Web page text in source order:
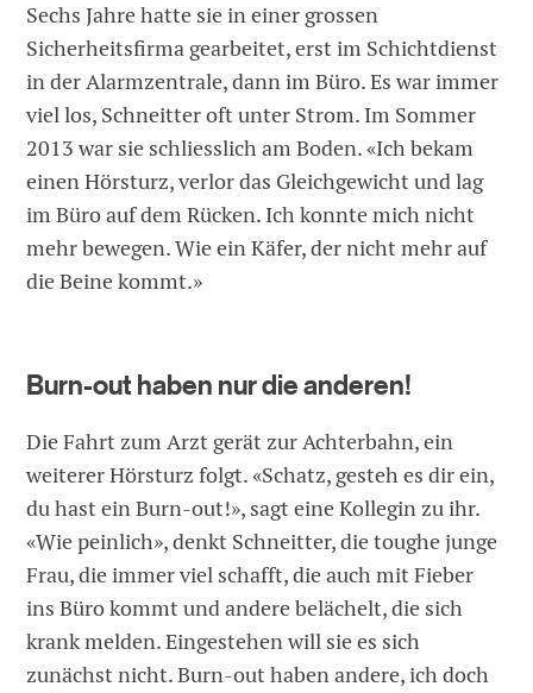
Sechs Jahre hatte sie in einer grossen
Sicherheitsfirma gearbeitet, erst im Schichtdienst
in der Alarmzentrale, dann im Büro. Es war immer
viel los, Schneitter oft unter Strom. Im Sommer
2013 war sie schliesslich am Boden. «Ich bekam
einen Hörsturz, verlor das Gleichgewicht und lag
im Büro auf dem Rücken. Ich konnte mich nicht
mehr bewegen. Wie ein Käfer, der nicht mehr auf
die Beine kommt.»
Burn-out haben nur die anderen!
Die Fahrt zum Arzt gerät zur Achterbahn, ein
weiterer Hörsturz folgt. «Schatz, gesteh es dir ein,
du hast ein Burn-out!», sagt eine Kollegin zu ihr.
«Wie peinlich», denkt Schneitter, die toughe junge
Frau, die immer viel schafft, die auch mit Fieber
ins Büro kommt und andere belächelt, die sich
krank melden. Eingestehen will sie es sich
zunächst nicht. Burn-out haben andere, ich doch